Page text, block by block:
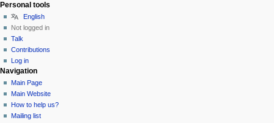
Personal tools
English
Not logged in
Talk
Contributions
Log in
Navigation
Main Page
Main Website
How to help us?
Mailing list